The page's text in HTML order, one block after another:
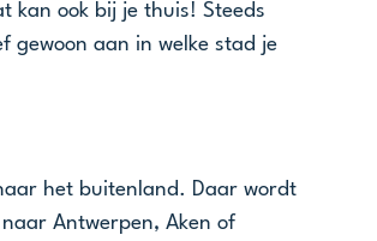
kan ook bij je thuis! Steeds
gewoon aan in welke stad je
het buitenland. Daar wordt
Antwerpen, Aken of